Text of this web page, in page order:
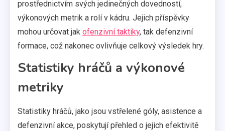
prostřednictvím svých jedinečných dovedností,
výkonových metrik a rolí v kádru. Jejich příspěvky
mohou určovat jak ofenzivní taktiky, tak defenzivní
formace, což nakonec ovlivňuje celkový výsledek hry.
Statistiky hráčů a výkonové
metriky
Statistiky hráčů, jako jsou vstřelené góly, asistence a
defenzivní akce, poskytují přehled o jejich efektivitě